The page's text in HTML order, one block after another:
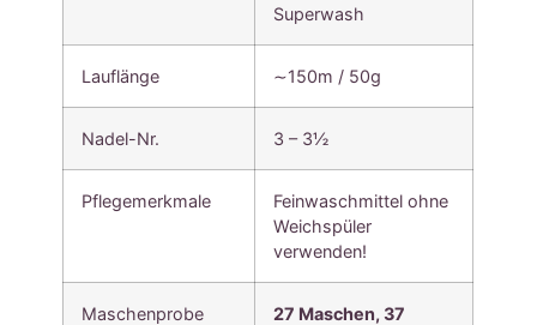
Superwash
Lauflänge ∼150m / 50g
Nadel-Nr. 3 – 3½
Pflegemerkmale
Feinwaschmittel ohne
Weichspüler
verwenden!
Maschenprobe
27 Maschen, 37